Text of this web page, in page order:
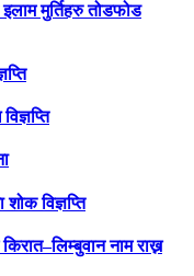
मुर्तिहरु तोडफोड
विज्ञप्ति
नाम राख्न